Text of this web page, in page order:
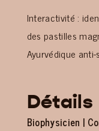
Interactivité :
des pastilles
Ayurvédique
Détails
Biophysicien |